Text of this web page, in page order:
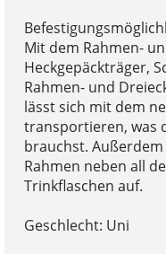
Mit dem Rahmen-
Heckgepäckträger,
Rahmen- und
lässt sich mit dem
transportieren, was
brauchst.
Rahmen neben all
Trinkflaschen auf.
Geschlecht: Uni